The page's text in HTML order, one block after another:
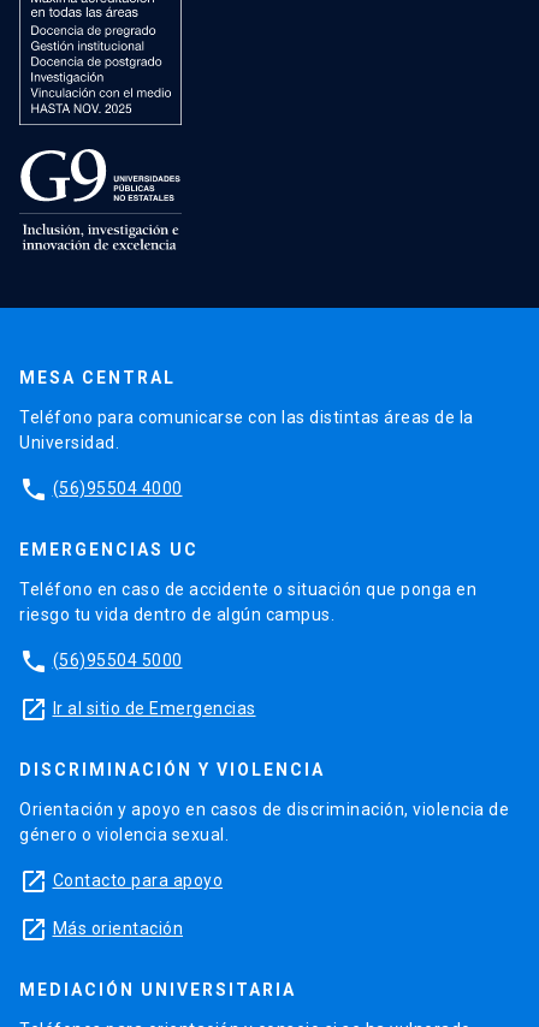
MESA CENTRAL
Teléfono para comunicarse con las distintas áreas de la
Universidad.
phone (56)95504 4000
EMERGENCIAS UC
Teléfono en caso de accidente o situación que ponga en
riesgo tu vida dentro de algún campus.
phone (56)95504 5000
launch Ir al sitio de Emergencias
DISCRIMINACIÓN Y VIOLENCIA
Orientación y apoyo en casos de discriminación, violencia de
género o violencia sexual.
launch Contacto para apoyo
launch Más orientación
MEDIACIÓN UNIVERSITARIA